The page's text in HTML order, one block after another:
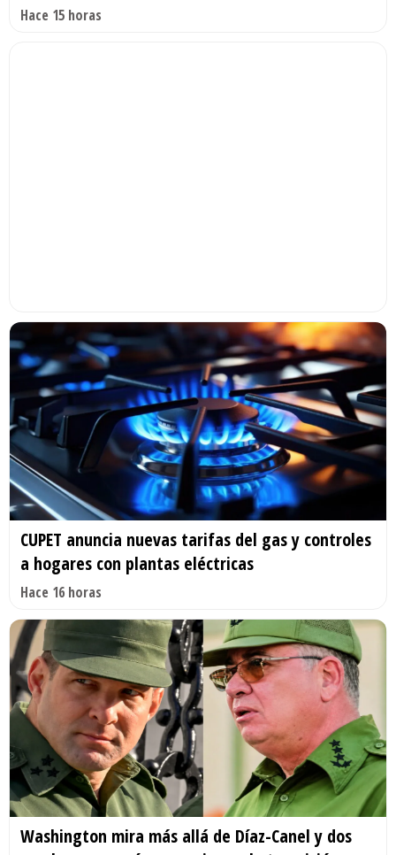
Hace 15 horas
CUPET anuncia nuevas tarifas del gas y controles
a hogares con plantas eléctricas
Hace 16 horas
Washington mira más allá de Díaz-Canel y dos